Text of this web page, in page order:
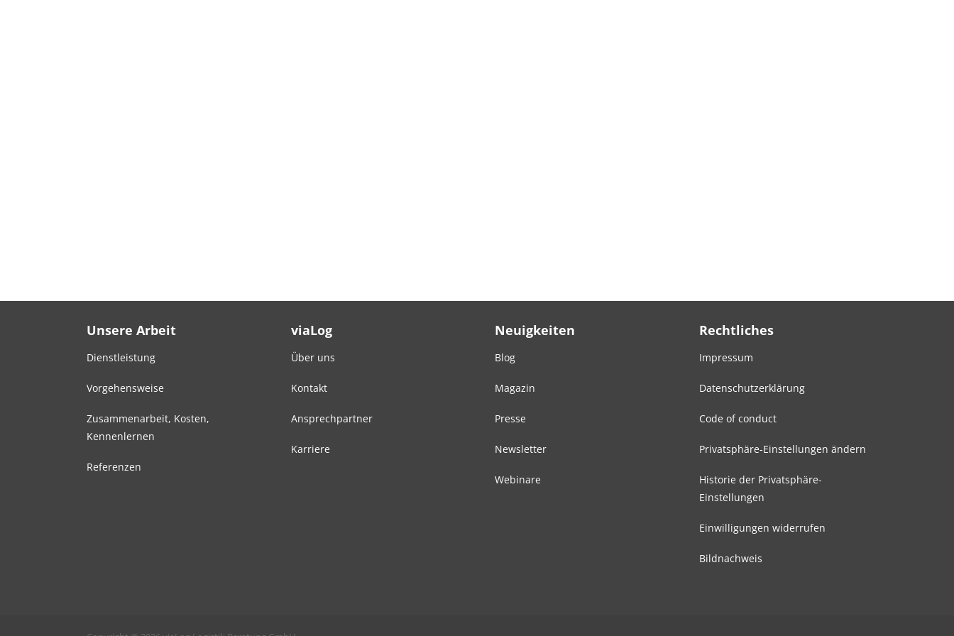
Unsere Arbeit
Dienstleistung
Vorgehensweise
Zusammenarbeit, Kosten,
Kennenlernen
Referenzen
viaLog
Über uns
Kontakt
Ansprechpartner
Karriere
Neuigkeiten
Blog
Magazin
Presse
Newsletter
Webinare
Rechtliches
Impressum
Datenschutzerklärung
Code of conduct
Privatsphäre-Einstellungen ändern
Historie der Privatsphäre-
Einstellungen
Einwilligungen widerrufen
Bildnachweis